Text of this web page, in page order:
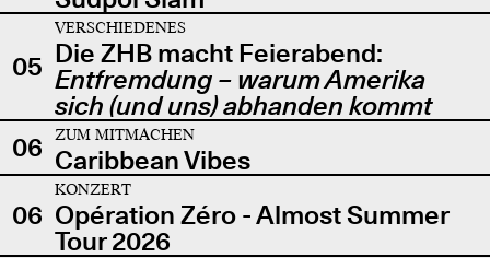
05
VERSCHIEDENES
Die ZHB macht Feierabend:
Entfremdung – warum Amerika
sich (und uns) abhanden kommt
06
ZUM MITMACHEN
Caribbean Vibes
06
KONZERT
Opération Zéro - Almost Summer
Tour 2026